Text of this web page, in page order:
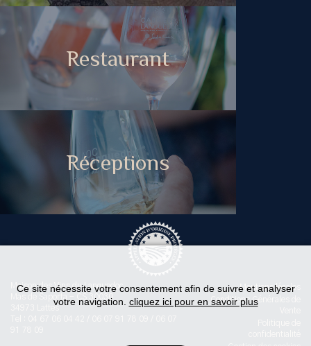
Restaurant
Réceptions
Maison des Vins du Languedoc
Mas de Saporta - CS 30030
34973 Lattes
Mentions légales
Conditions Générales de
Ce site nécessite votre consentement afin de suivre et analyser
votre navigation. cliquez ici pour en savoir plus